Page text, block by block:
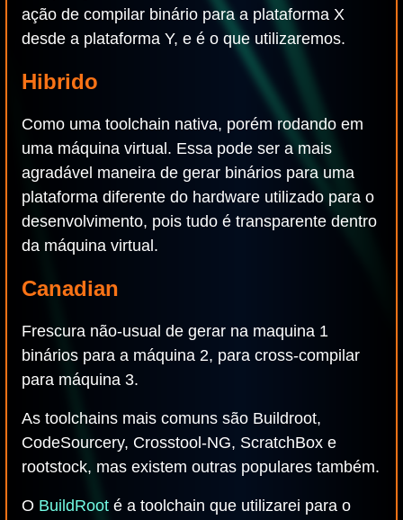
ação de compilar binário para a plataforma X
desde a plataforma Y, e é o que utilizaremos.
Hibrido
Como uma toolchain nativa, porém rodando em
uma máquina virtual. Essa pode ser a mais
agradável maneira de gerar binários para uma
plataforma diferente do hardware utilizado para o
desenvolvimento, pois tudo é transparente dentro
da máquina virtual.
Canadian
Frescura não-usual de gerar na maquina 1
binários para a máquina 2, para cross-compilar
para máquina 3.
As toolchains mais comuns são Buildroot,
CodeSourcery, Crosstool-NG, ScratchBox e
rootstock, mas existem outras populares também.
O BuildRoot é a toolchain que utilizarei para o